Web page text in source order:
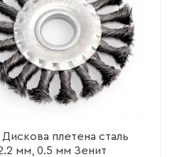
Дискова плетена сталь
мм, 0.5 мм Зенит